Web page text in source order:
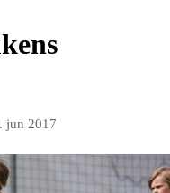
jun 2017